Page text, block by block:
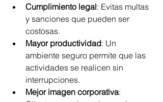
Cumplimiento legal: Evitas multas
y sanciones que pueden ser
costosas.
Mayor productividad: Un
ambiente seguro permite que las
actividades se realicen sin
interrupciones.
Mejor imagen corporativa: